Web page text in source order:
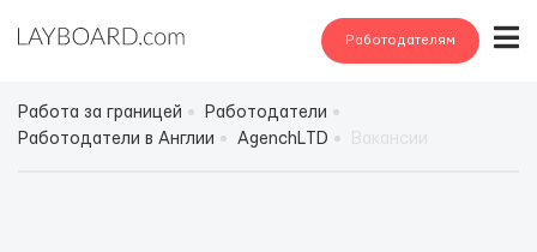
Работодателям
Работа за границей
Работодатели
Работодатели в Англии
АgеnchLТD